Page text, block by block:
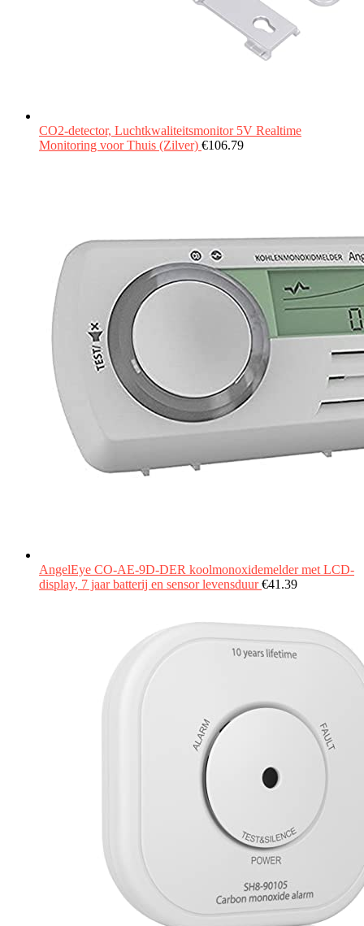
CO2-detector, Luchtkwaliteitsmonitor 5V Realtime
Monitoring voor Thuis (Zilver) €106.79
AngelEye CO-AE-9D-DER koolmonoxidemelder met LCD-
display, 7 jaar batterij en sensor levensduur €41.39